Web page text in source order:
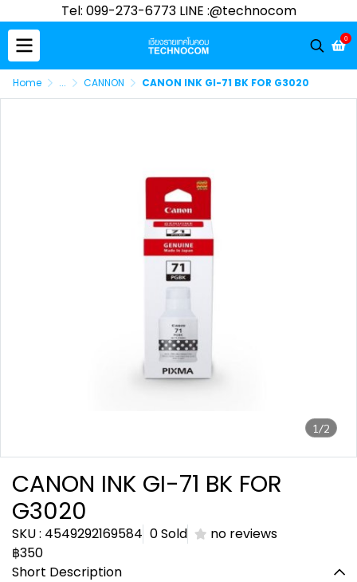
Tel: 099-273-6773 LINE :@technocom
0
Home ... CANNON CANON INK GI-71 BK FOR G3020
1/2
CANON INK GI-71 BK FOR
G3020
SKU : 4549292169584 0 Sold
no reviews
฿350
Short Description